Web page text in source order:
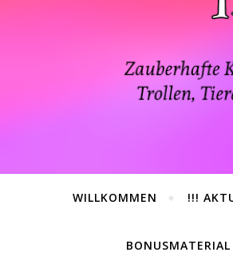
WILLKOMMEN !!!
BONUSMATERIAL